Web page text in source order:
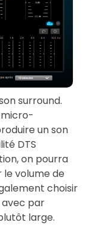
surround.
micro-
un son
DTS
on pourra
le volume de
choisir
avec par
large.